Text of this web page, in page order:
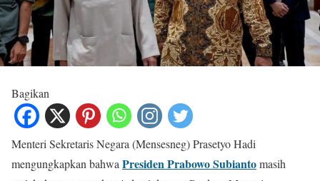
Bagikan
Menteri Sekretaris Negara (Mensesneg) Prasetyo Hadi
mengungkapkan bahwa Presiden Prabowo Subiantomasih